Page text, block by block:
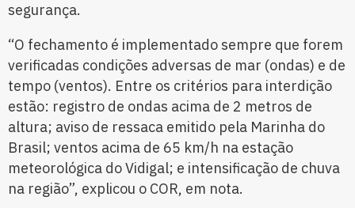
segurança.
“O fechamento é implementado sempre que forem
verificadas condições adversas de mar (ondas) e de
tempo (ventos). Entre os critérios para interdição
estão: registro de ondas acima de 2 metros de
altura; aviso de ressaca emitido pela Marinha do
Brasil; ventos acima de 65 km/h na estação
meteorológica do Vidigal; e intensificação de chuva
na região”, explicou o COR, em nota.